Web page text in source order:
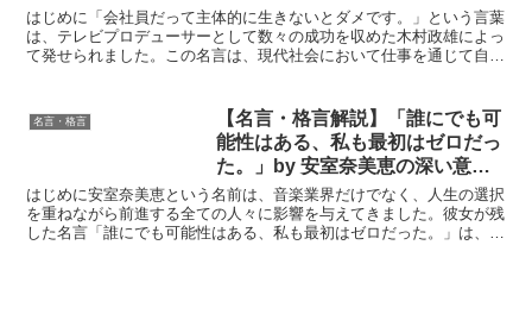
得られる教訓
はじめに「会社員だって主体的に生きないとダメです。」という言葉
は、テレビプロデューサーとして数々の成功を収めた木村政雄によっ
て発せられました。この名言は、現代社会において仕事を通じて自己
名言・格言
【名言・格言解説】「誰にでも可
能性はある、私も最初はゼロだっ
た。」by 安室奈美恵の深い意味
と得られる教訓
はじめに安室奈美恵という名前は、音楽業界だけでなく、人生の選択
を重ねながら前進する全ての人々に影響を与えてきました。彼女が残
した名言「誰にでも可能性はある、私も最初はゼロだった。」は、夢